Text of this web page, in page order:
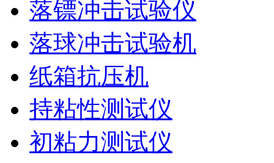
落镖冲击试验仪
落球冲击试验机
纸箱抗压机
持粘性测试仪
初粘力测试仪